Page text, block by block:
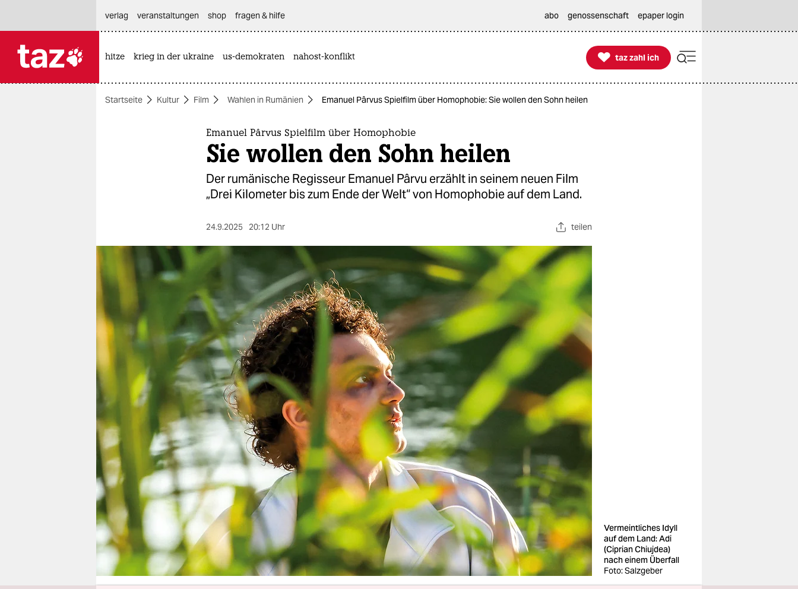
themen
nord
wahrheit
verlag
verlag
veranstaltungen
shop
fragen & hilfe
unterstützen
abo
genossenschaft
epaper login
verlag
veranstaltungen shop fragen & hilfe abo genossenschaft epaper login
hitze krieg in der ukraine us-demokraten nahost-konflikt 
taz zahl ich
taz zahl ich
Startseite Kultur Film Wahlen in Rumänien Emanuel Pârvus Spielfilm über Homophobie: Sie wollen den Sohn heilen
Emanuel Pârvus Spielfilm über Homophobie
Sie wollen den Sohn heilen
Der rumänische Regisseur Emanuel Pârvu erzählt in seinem neuen Film
„Drei Kilometer bis zum Ende der Welt“ von Homophobie auf dem Land.
24.9.2025 20:12 Uhr teilen
Vermeintliches Idyll
auf dem Land: Adi
(Ciprian Chiujdea)
nach einem Überfall
Foto: Salzgeber